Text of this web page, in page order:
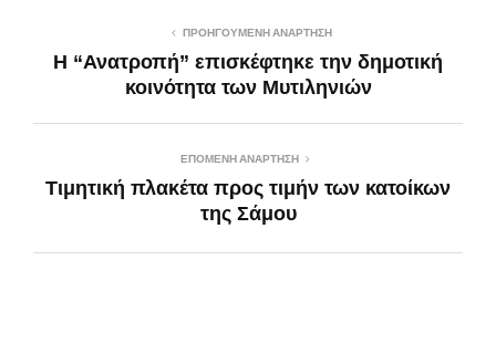
ΠΡΟΗΓΟΎΜΕΝΗ ΑΝΆΡΤΗΣΗ
Η “Ανατροπή” επισκέφτηκε την δημοτική
κοινότητα των Μυτιληνιών
ΕΠΌΜΕΝΗ ΑΝΆΡΤΗΣΗ
Τιμητική πλακέτα προς τιμήν των κατοίκων
της Σάμου